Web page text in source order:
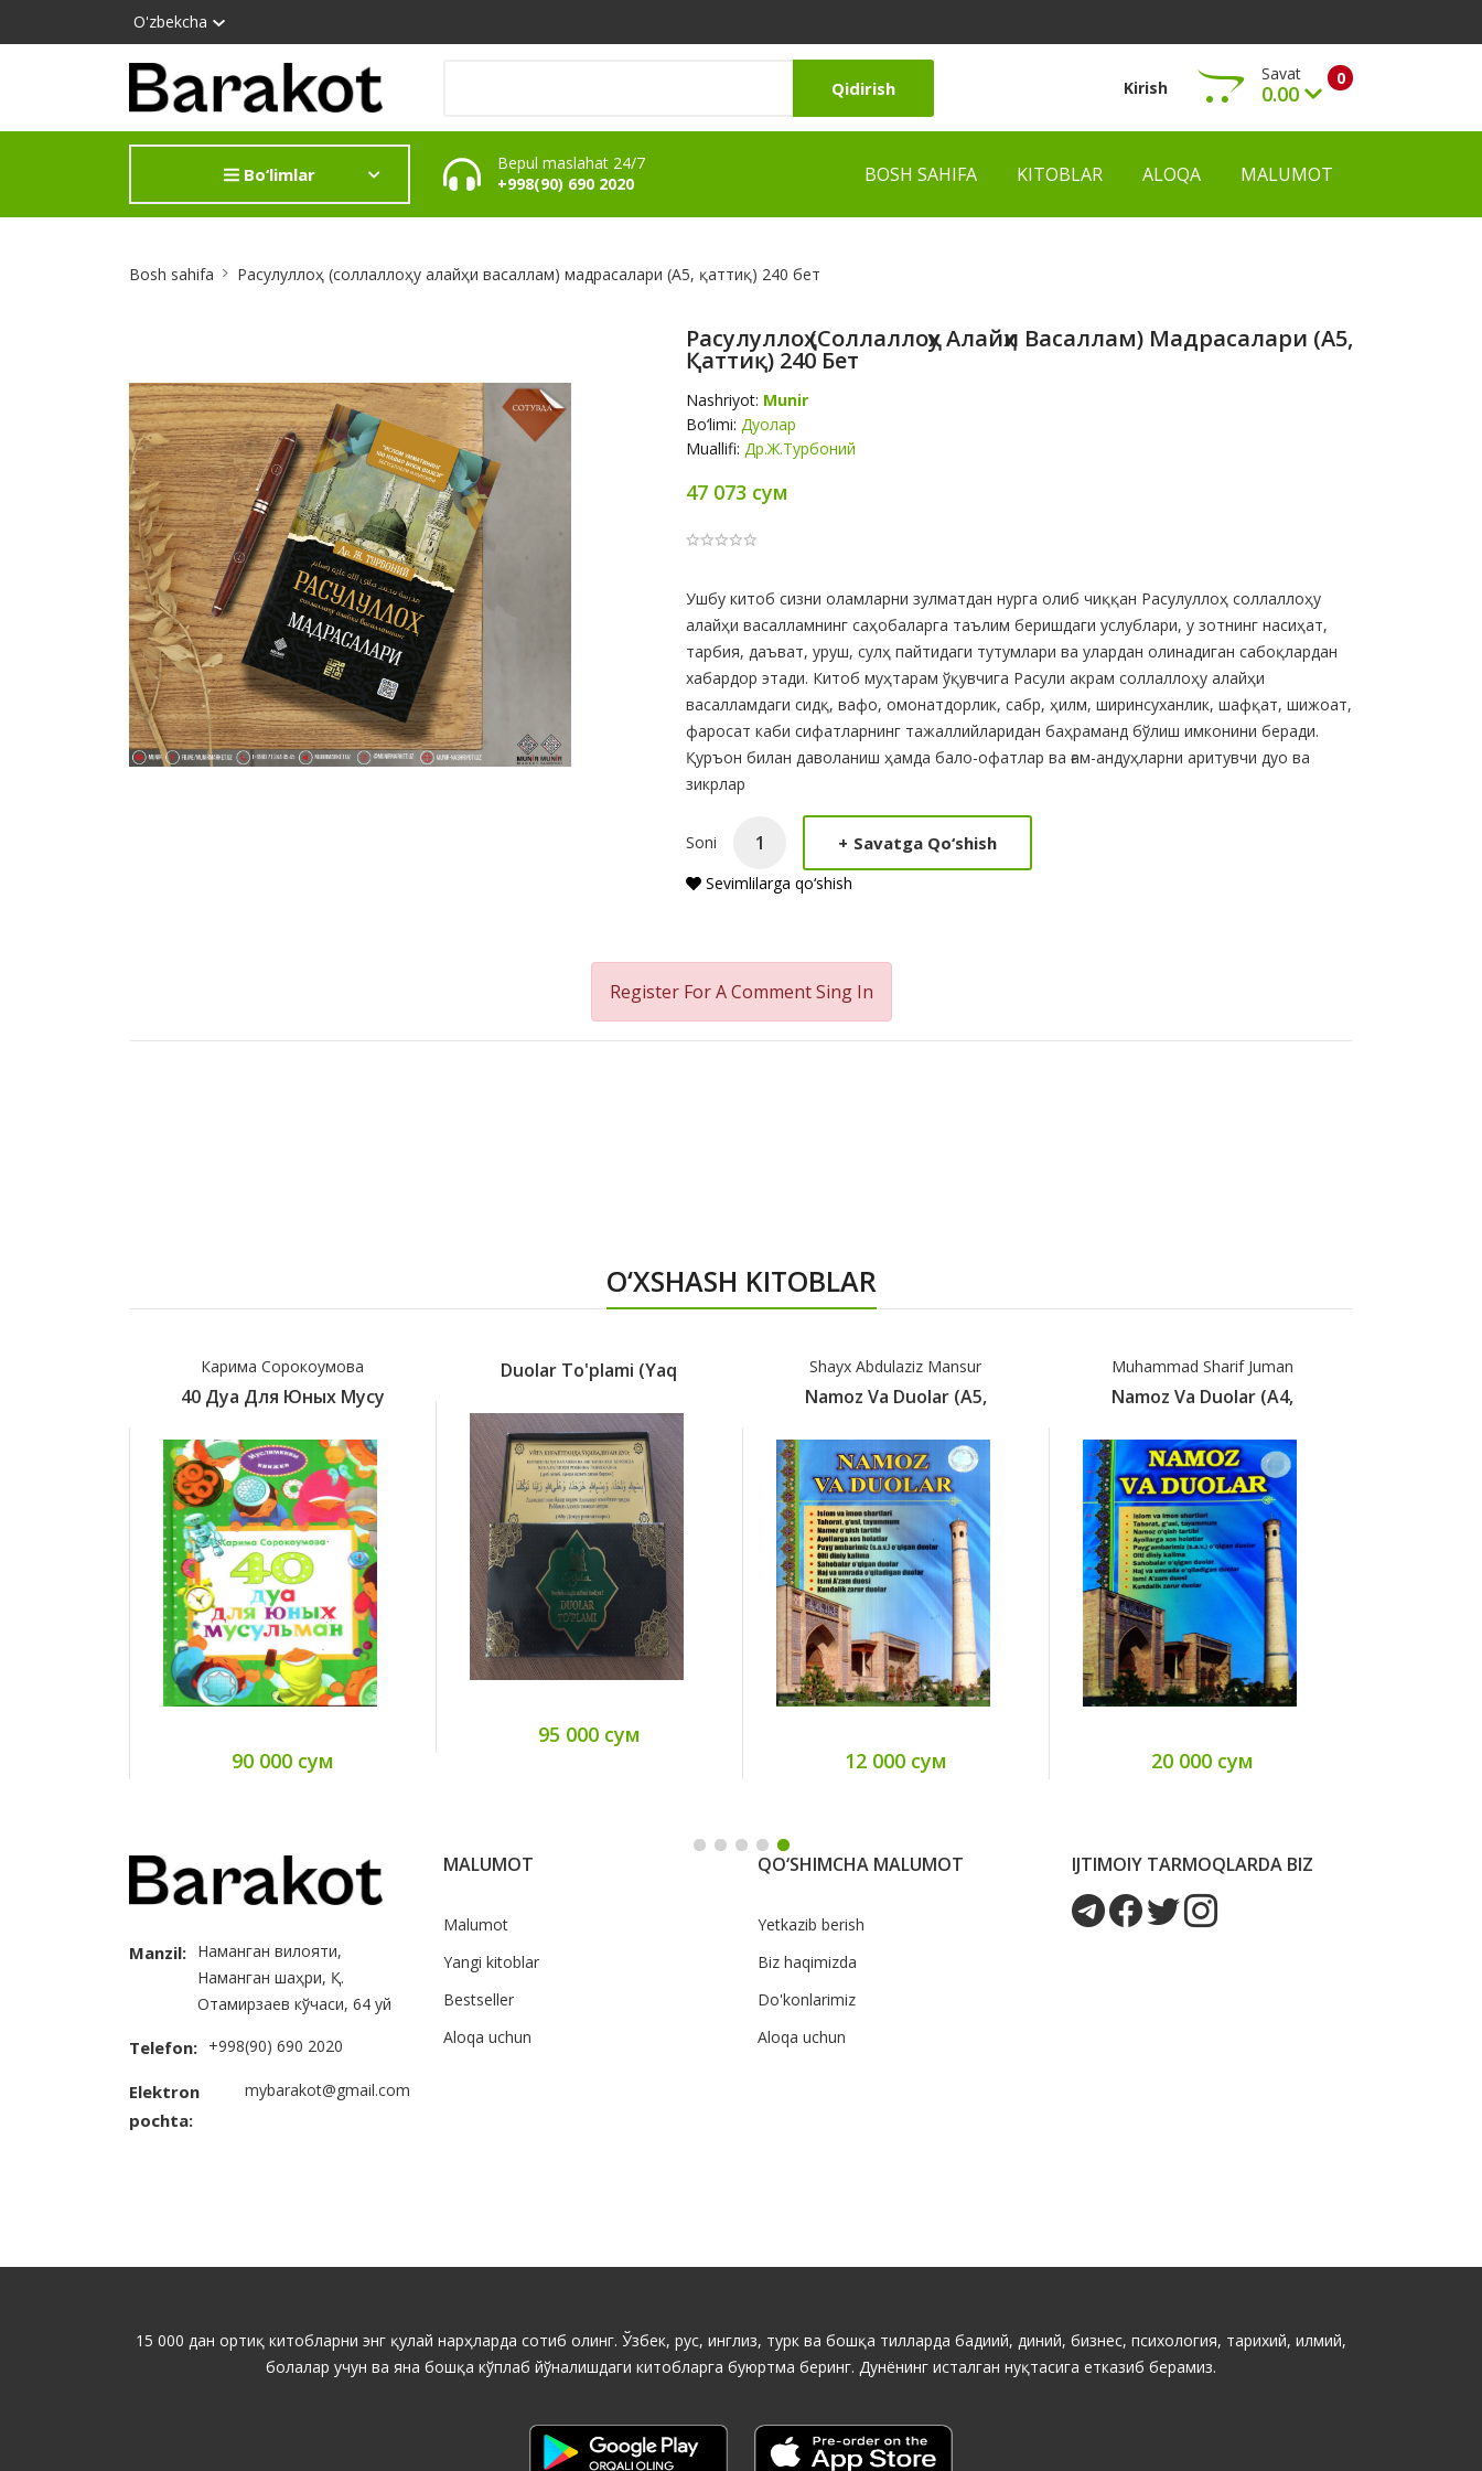
O'zbekcha
Qidirish Kirish 0
Savat
0.00
Ko‘rish
Bo‘limlar
Bepul maslahat 24/7
+998(90) 690 2020
BOSH SAHIFA KITOBLAR ALOQA MALUMOT
Bosh sahifa Расулуллоҳ (соллаллоҳу алайҳи васаллам) мадрасалари (А5, қаттиқ) 240 бет
Расулуллоҳ (соллаллоҳу Алайҳи Васаллам) Мадрасалари (А5,
Қаттиқ) 240 Бет
Nashriyot: Munir
Bo‘limi: Дуолар
Muallifi: Др.Ж.Турбоний
47 073 сум
Product
Summery
Ушбу китоб сизни оламларни зулматдан нурга олиб чиққан Расулуллоҳ соллаллоҳу
алайҳи васалламнинг саҳобаларга таълим беришдаги услублари, у зотнинг насиҳат,
тарбия, даъват, уруш, сулҳ пайтидаги тутумлари ва улардан олинадиган сабоқлардан
хабардор этади. Китоб муҳтарам ўқувчига Расули акрам соллаллоҳу алайҳи
васалламдаги сидқ, вафо, омонатдорлик, сабр, ҳилм, ширинсуханлик, шафқат, шижоат,
фаросат каби сифатларнинг тажаллийларидан баҳраманд бўлиш имконини беради.
Қуръон билан даволаниш ҳамда бало-офатлар ва ғам-андуҳларни аритувчи дуо ва
зикрлар
Soni + Savatga Qo‘shish
Sevimlilarga qo‘shish
Register For A CommentSing In
O‘XSHASH KITOBLAR
Карима Сорокоумова
40 Дуа Для Юных Мусу
90 000 сум
Duolar To'plami (yaq
95 000 сум
Shayx Abdulaziz Mansur
Namoz Va Duolar (A5,
12 000 сум
Muhammad Sharif Juman
Namoz Va Duolar (А4,
20 000 сум
Manzil: Наманган вилояти,
Наманган шаҳри, Қ.
Отамирзаев кўчаси, 64 уй
Telefon: +998(90) 690 2020
Elektron
pochta:
mybarakot@gmail.com
MALUMOT
Malumot
Yangi kitoblar
Bestseller
Aloqa uchun
QO‘SHIMCHA MALUMOT
Yetkazib berish
Biz haqimizda
Do'konlarimiz
Aloqa uchun
IJTIMOIY TARMOQLARDA BIZ
15 000 дан ортиқ китобларни энг қулай нарҳларда сотиб олинг. Ўзбек, рус, инглиз, турк ва бошқа тилларда бадиий, диний, бизнес, психология, тарихий, илмий,
болалар учун ва яна бошқа кўплаб йўналишдаги китобларга буюртма беринг. Дунёнинг исталган нуқтасига етказиб берамиз.